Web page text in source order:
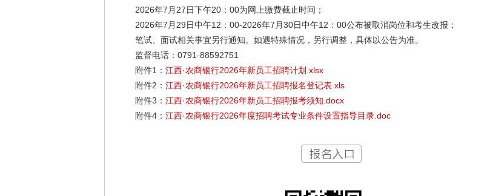
2026年7月27日下午20：00为网上缴费截止时间；
2026年7月29日中午12：00-2026年7月30日中午12：00公布被取消岗位和考生改报；
笔试、面试相关事宜另行通知。如遇特殊情况，另行调整，具体以公告为准。
监督电话：0791-88592751
附件1： 江西·农商银行2026年新员工招聘计划.xlsx
附件2： 江西·农商银行2026年新员工招聘报名登记表.xls
附件3： 江西·农商银行2026年新员工招聘报考须知.docx
附件4： 江西·农商银行2026年度招聘考试专业条件设置指导目录.doc